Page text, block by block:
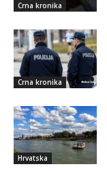
Crna kronika
Crna kronika
Hrvatska